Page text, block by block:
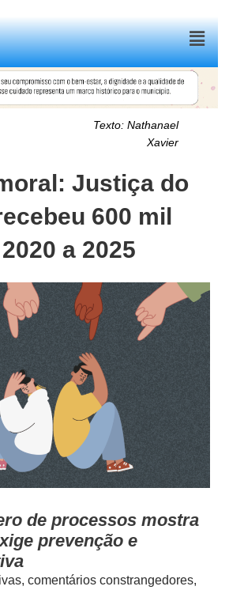
Menu
Texto:Nathanael
Xavier
Justiça do
600 mil
a 2025
de processos mostra
prevenção e
comentários constrangedores,